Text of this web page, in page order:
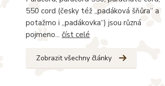
550 cord (česky též „padáková šňůra“ a
potažmo i „padákovka“) jsou různá
pojmeno... číst celé
Zobrazit všechny články